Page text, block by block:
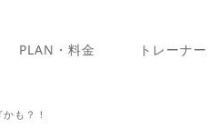
PLAN・料金 トレーナ
も？！